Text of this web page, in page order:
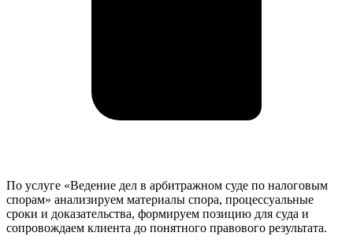
По услуге «Ведение дел в арбитражном суде по налоговым
спорам» анализируем материалы спора, процессуальные
сроки и доказательства, формируем позицию для суда и
сопровождаем клиента до понятного правового результата.